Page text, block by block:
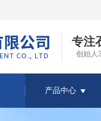
专注
创始人
产品中心